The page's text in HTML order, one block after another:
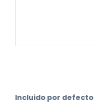
Incluido por defecto